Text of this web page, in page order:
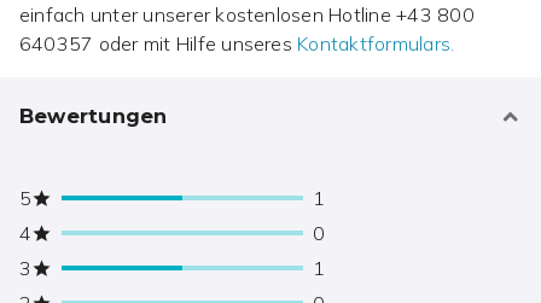
einfach unter unserer kostenlosen Hotline+43 800
640357 oder mit Hilfe unseres Kontaktformulars.
Bewertungen
5
1
4
0
3
1